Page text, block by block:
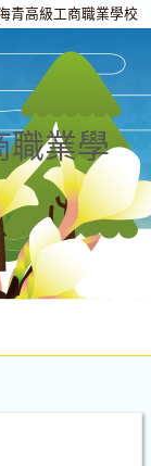
青高級工商職業學校
職業學